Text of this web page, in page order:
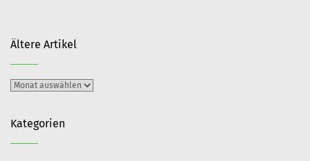
Ältere Artikel
Ältere
Kategorien